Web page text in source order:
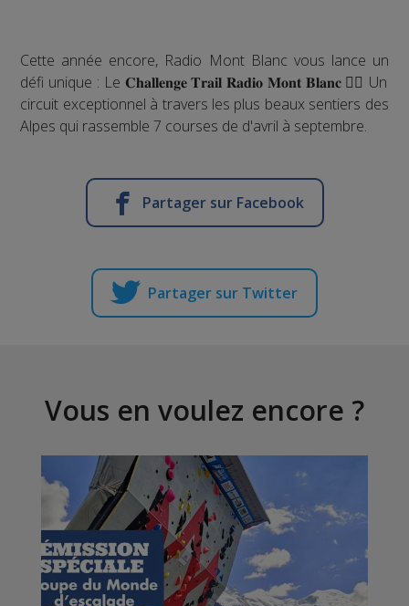
Cette année encore, Radio Mont Blanc vous lance un
défi unique : Le 𝐂𝐡𝐚𝐥𝐥𝐞𝐧𝐠𝐞 𝐓𝐫𝐚𝐢𝐥 𝐑𝐚𝐝𝐢𝐨 𝐌𝐨𝐧𝐭 𝐁𝐥𝐚𝐧𝐜 🏃‍♀️ Un
circuit exceptionnel à travers les plus beaux sentiers des
Alpes qui rassemble 7 courses de d'avril à septembre.
Partager sur Facebook
Partager sur Twitter
Vous en voulez encore ?